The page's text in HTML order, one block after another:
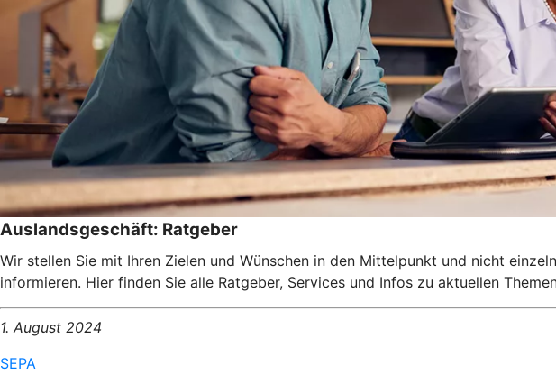
Auslandsgeschäft: Ratgeber
Wir stellen Sie mit Ihren Zielen und Wünschen in den Mittelpunkt und nicht
informieren. Hier finden Sie alle Ratgeber, Services und Infos zu aktuellen
1. August 2024
SEPA